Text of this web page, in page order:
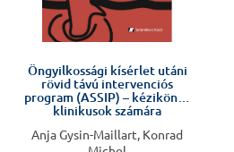
Öngyilkossági kísérlet utáni
rövid távú intervenciós
program (ASSIP) – kézikönyv
klinikusok számára
Anja Gysin-Maillart, Konrad